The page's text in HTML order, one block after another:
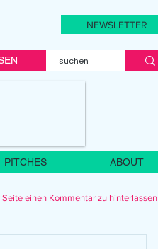
NEWSLETTER
PITCHES ABOUT
einen Kommentar zu hinterlassen